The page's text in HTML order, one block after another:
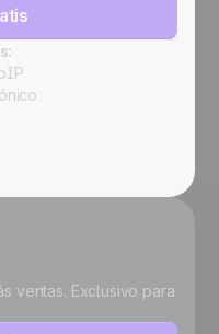
ventas. Exclusivo para